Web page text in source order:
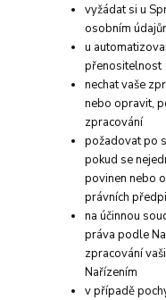
vyžádat si u
osobním
u
přenositelnost
nechat vaše
nebo opravit,
zpracování
požadovat po
pokud se
povinen nebo
právních
na účinnou
práva podle
zpracování
Nařízením
v případě